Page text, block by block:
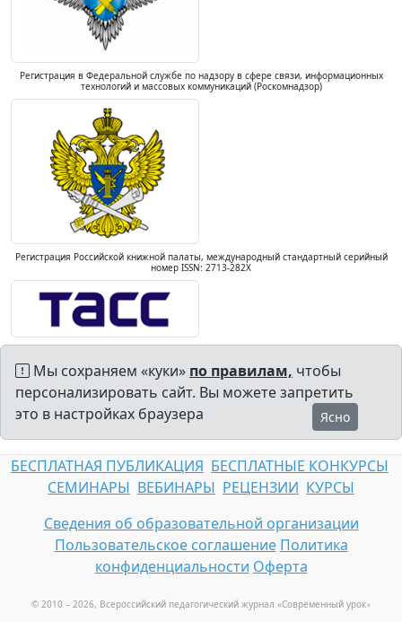
Регистрация в Федеральной службе по надзору в сфере связи, информационных
технологий и массовых коммуникаций (Роскомнадзор)
Регистрация Российской книжной палаты, международный стандартный серийный
номер ISSN: 2713-282X
Мы сохраняем «куки» по правилам, чтобы
персонализировать сайт. Вы можете запретить
это в настройках браузера
Ясно
БЕСПЛАТНАЯ ПУБЛИКАЦИЯ БЕСПЛАТНЫЕ КОНКУРСЫ
СЕМИНАРЫ ВЕБИНАРЫ РЕЦЕНЗИИ КУРСЫ
Сведения об образовательной организации
Пользовательское соглашение Политика
конфиденциальности Оферта
© 2010 – 2026, Всероссийский педагогический журнал «Современный урок»